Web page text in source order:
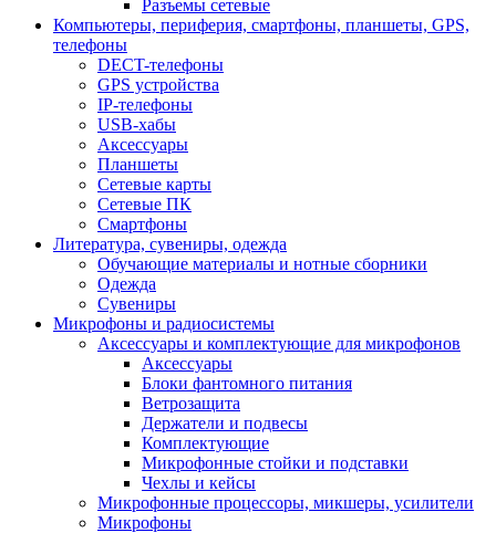
Разъемы сетевые
Компьютеры, периферия, смартфоны, планшеты, GPS,
телефоны
DECT-телефоны
GPS устройства
IP-телефоны
USB-хабы
Аксессуары
Планшеты
Сетевые карты
Сетевые ПК
Смартфоны
Литература, сувениры, одежда
Обучающие материалы и нотные сборники
Одежда
Сувениры
Микрофоны и радиосистемы
Аксессуары и комплектующие для микрофонов
Аксессуары
Блоки фантомного питания
Ветрозащита
Держатели и подвесы
Комплектующие
Микрофонные стойки и подставки
Чехлы и кейсы
Микрофонные процессоры, микшеры, усилители
Микрофоны